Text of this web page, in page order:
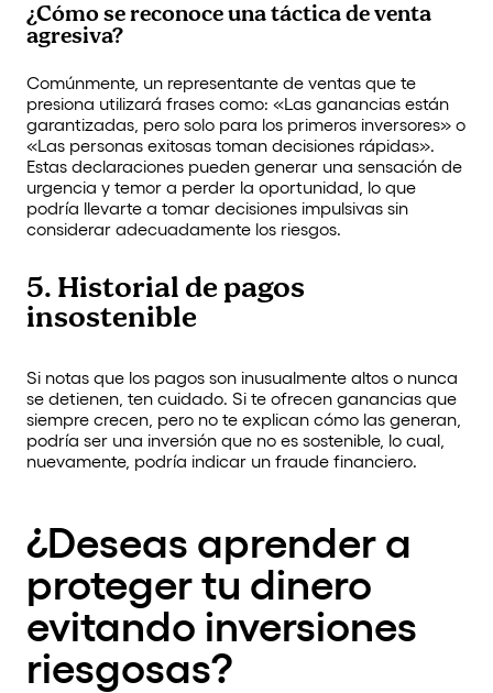
¿Cómo se reconoce una táctica de venta
agresiva?
Comúnmente, un representante de ventas que te
presiona utilizará frases como: «Las ganancias están
garantizadas, pero solo para los primeros inversores» o
«Las personas exitosas toman decisiones rápidas».
Estas declaraciones pueden generar una sensación de
urgencia y temor a perder la oportunidad, lo que
podría llevarte a tomar decisiones impulsivas sin
considerar adecuadamente los riesgos.
5. Historial de pagos
insostenible
Si notas que los pagos son inusualmente altos o nunca
se detienen, ten cuidado. Si te ofrecen ganancias que
siempre crecen, pero no te explican cómo las generan,
podría ser una inversión que no es sostenible, lo cual,
nuevamente, podría indicar un fraude financiero.
¿Deseas aprender a
proteger tu dinero
evitando inversiones
riesgosas?